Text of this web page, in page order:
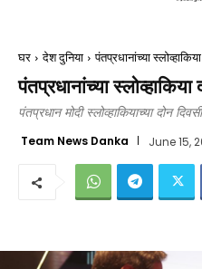
घर देश दुनिया पंतप्रधानांच्या
पंतप्रधानांच्या
पंतप्रधान मोदी स्लोव्हाकियाच्या दोन
Team News Danka June 15,